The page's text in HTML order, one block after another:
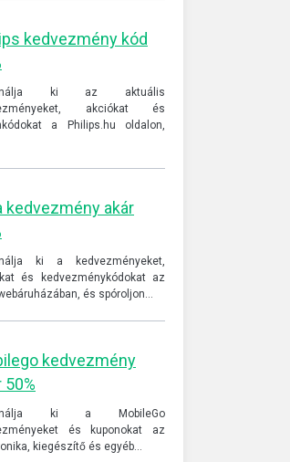
kedvezmény kód
ki az aktuális
akciókat és
a Philips.hu oldalon,
kedvezmény akár
ki a kedvezményeket,
és kedvezménykódokat az
és spóroljon…
kedvezmény
50%
ki a MobileGo
és kuponokat az
kiegészítő és egyéb…